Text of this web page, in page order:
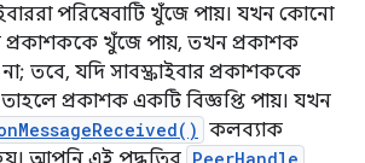
পরিষেবাটি খুঁজে পায়। যখন কোনো
প্রকাশককে খুঁজে পায়, তখন প্রকাশক
তবে, যদি সাবস্ক্রাইবার প্রকাশককে
প্রকাশক একটি বিজ্ঞপ্তি পায়। যখন
কলব্যাক